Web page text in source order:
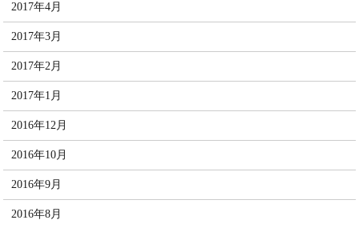
2017年4月
2017年3月
2017年2月
2017年1月
2016年12月
2016年10月
2016年9月
2016年8月